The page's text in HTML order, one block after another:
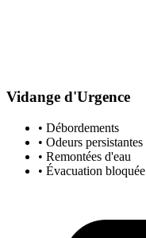
Vidange d'Urgence
• Débordements
• Odeurs persistantes
• Remontées d'eau
• Évacuation bloquée